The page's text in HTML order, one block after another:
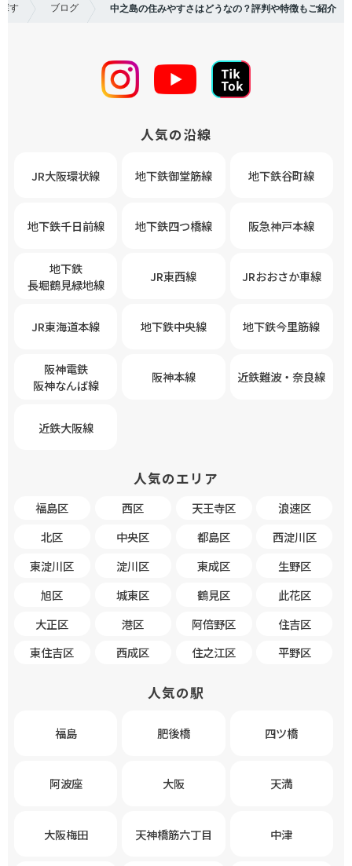
す ブログ 中之島の住みやすさはどうなの？評判や特徴もご紹介
人気の沿線
JR大阪環状線 地下鉄御堂筋線 地下鉄谷町線
地下鉄千日前線 地下鉄四つ橋線 阪急神戸本線
地下鉄
長堀鶴見緑地線
JR東西線 JRおおさか車線
JR東海道本線 地下鉄中央線 地下鉄今里筋線
阪神電鉄
阪神なんば線
阪神本線 近鉄難波・奈良線
近鉄大阪線
人気のエリア
福島区 西区 天王寺区
浪速区
北区
中央区 都島区
西淀川区
東淀川区
淀川区 東成区
生野区
旭区
城東区 鶴見区
此花区
大正区
港区 阿倍野区
住吉区
東住吉区
西成区 住之江区 平野区
人気の駅
福島 肥後橋 四ツ橋
阿波座 大阪 天満
大阪梅田 天神橋筋六丁目 中津